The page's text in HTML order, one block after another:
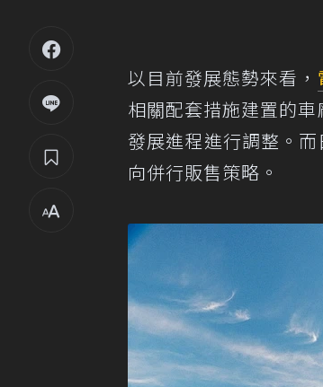
以目前發展態勢來看，
相關配套措施建置的
發展進程進行調整。
向併行販售策略。